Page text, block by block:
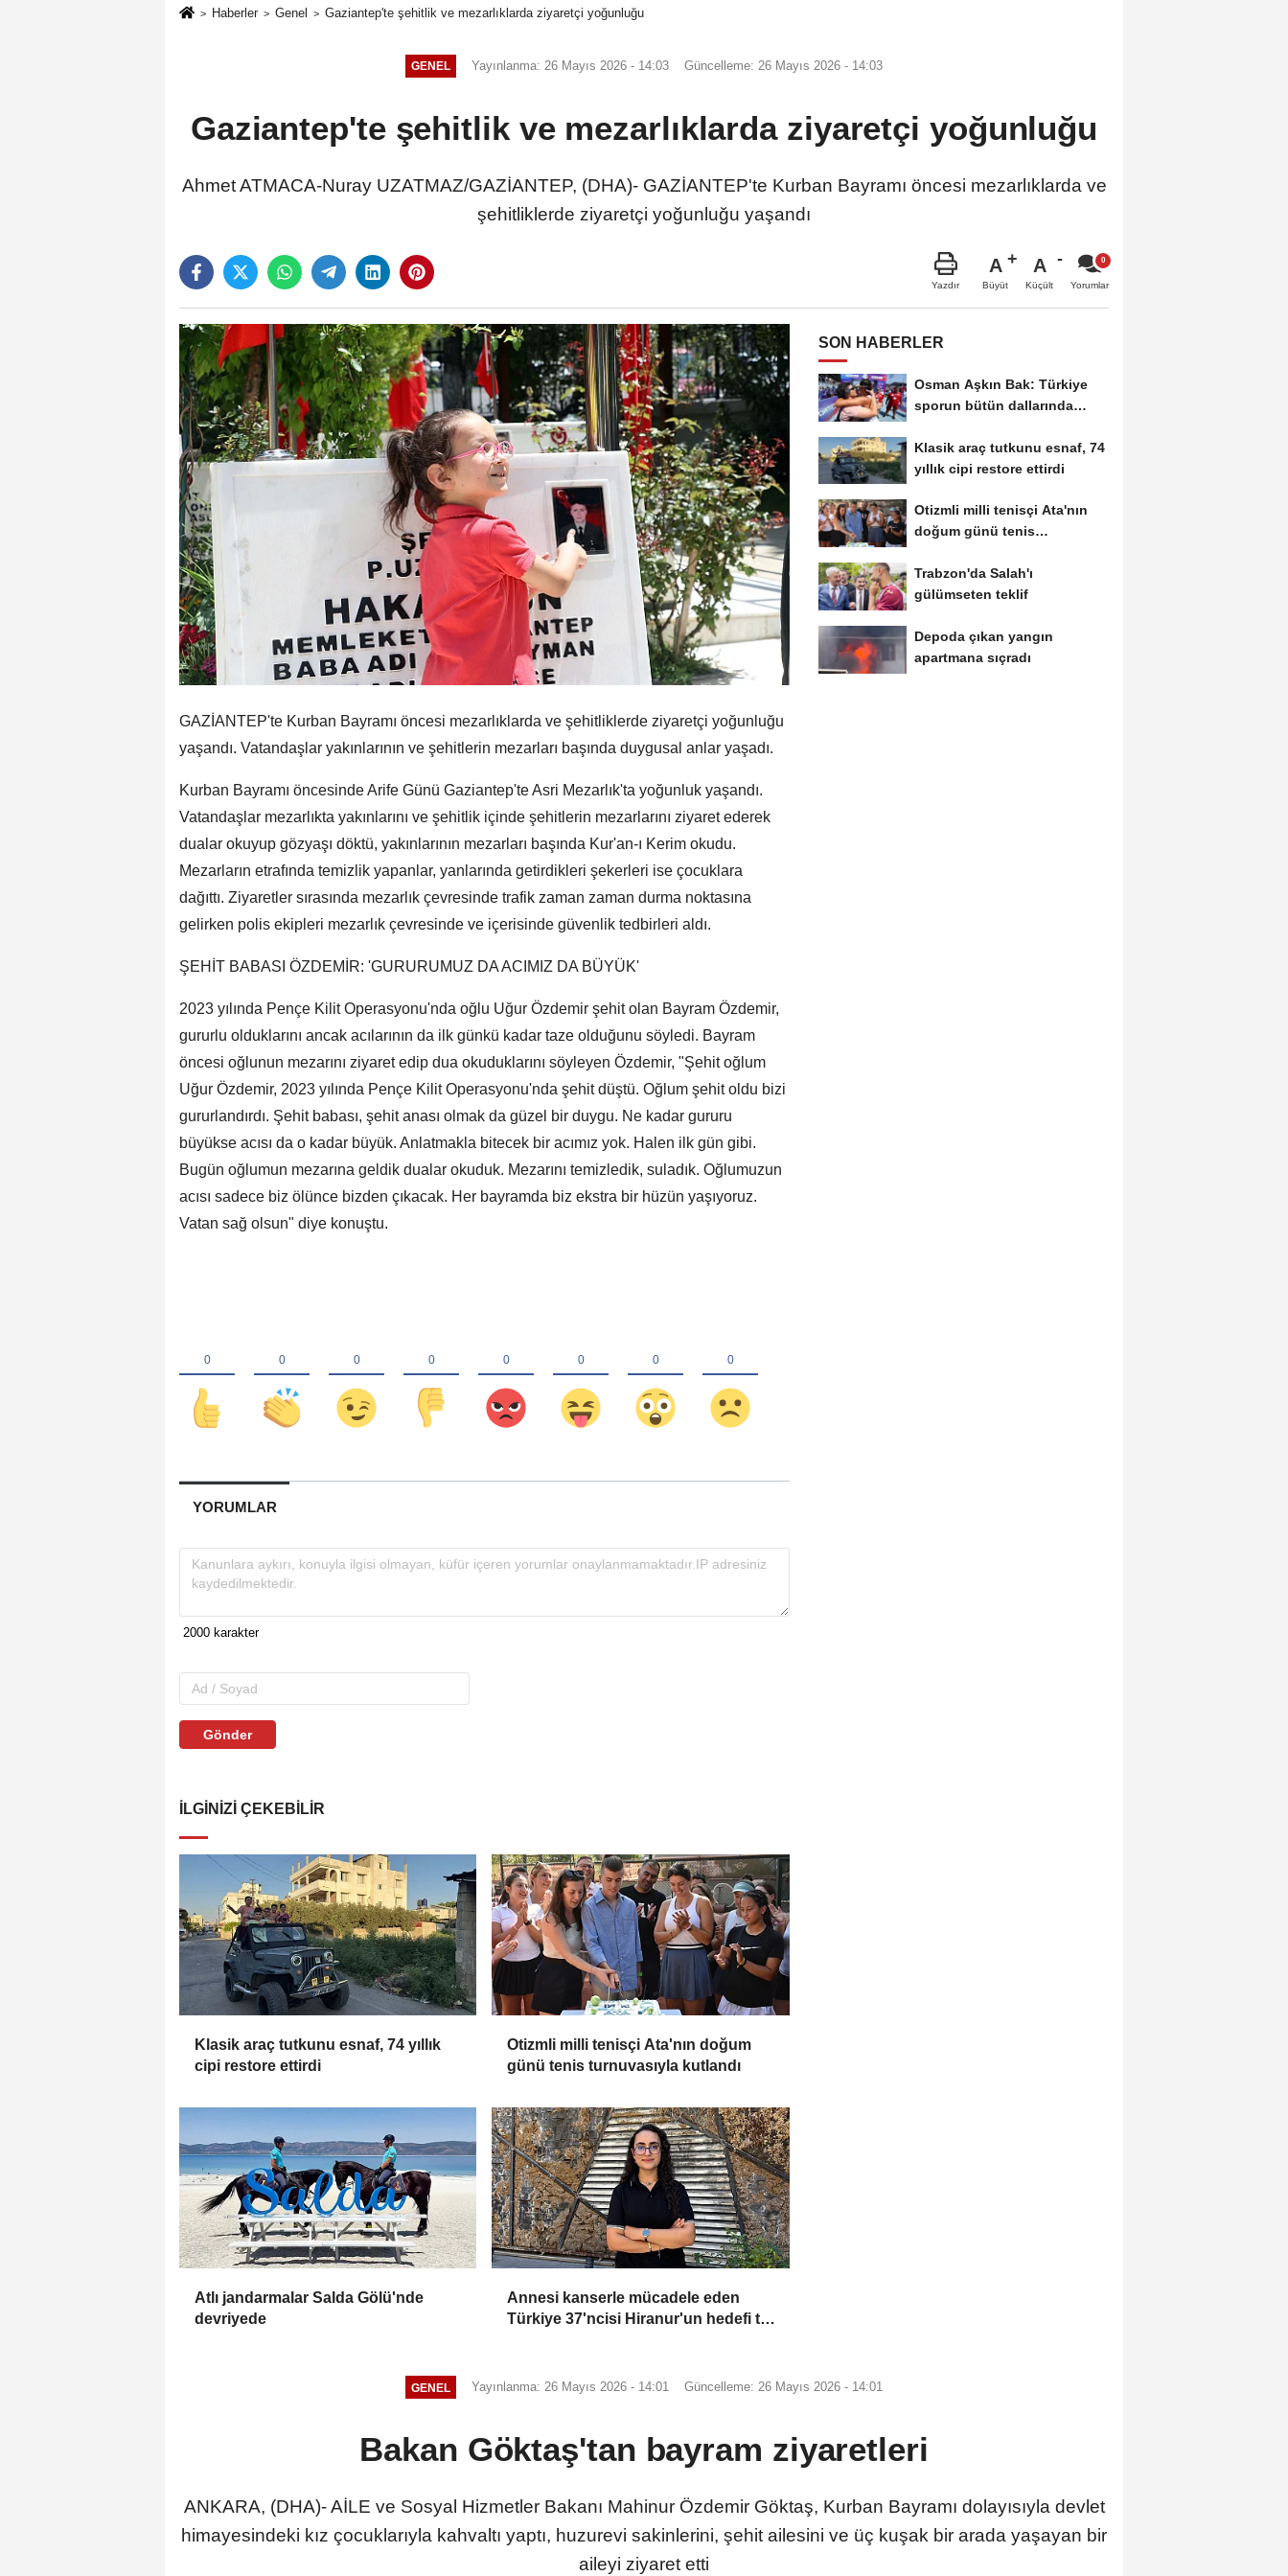
Haberler Genel Gaziantep'te şehitlik ve mezarlıklarda ziyaretçi yoğunluğu
GENEL Yayınlanma: 26 Mayıs 2026 - 14:03 Güncelleme: 26 Mayıs 2026 - 14:03
Gaziantep'te şehitlik ve mezarlıklarda ziyaretçi yoğunluğu
Ahmet ATMACA-Nuray UZATMAZ/GAZİANTEP, (DHA)- GAZİANTEP'te Kurban Bayramı öncesi mezarlıklarda ve
şehitliklerde ziyaretçi yoğunluğu yaşandı
Yazdır
A
Büyüt
A
Küçült Yorumlar
GAZİANTEP'te Kurban Bayramı öncesi mezarlıklarda ve şehitliklerde ziyaretçi yoğunluğu
yaşandı. Vatandaşlar yakınlarının ve şehitlerin mezarları başında duygusal anlar yaşadı.
Kurban Bayramı öncesinde Arife Günü Gaziantep'te Asri Mezarlık'ta yoğunluk yaşandı.
Vatandaşlar mezarlıkta yakınlarını ve şehitlik içinde şehitlerin mezarlarını ziyaret ederek
dualar okuyup gözyaşı döktü, yakınlarının mezarları başında Kur'an-ı Kerim okudu.
Mezarların etrafında temizlik yapanlar, yanlarında getirdikleri şekerleri ise çocuklara
dağıttı. Ziyaretler sırasında mezarlık çevresinde trafik zaman zaman durma noktasına
gelirken polis ekipleri mezarlık çevresinde ve içerisinde güvenlik tedbirleri aldı.
ŞEHİT BABASI ÖZDEMİR: 'GURURUMUZ DA ACIMIZ DA BÜYÜK'
2023 yılında Pençe Kilit Operasyonu'nda oğlu Uğur Özdemir şehit olan Bayram Özdemir,
gururlu olduklarını ancak acılarının da ilk günkü kadar taze olduğunu söyledi. Bayram
öncesi oğlunun mezarını ziyaret edip dua okuduklarını söyleyen Özdemir, "Şehit oğlum
Uğur Özdemir, 2023 yılında Pençe Kilit Operasyonu'nda şehit düştü. Oğlum şehit oldu bizi
gururlandırdı. Şehit babası, şehit anası olmak da güzel bir duygu. Ne kadar gururu
büyükse acısı da o kadar büyük. Anlatmakla bitecek bir acımız yok. Halen ilk gün gibi.
Bugün oğlumun mezarına geldik dualar okuduk. Mezarını temizledik, suladık. Oğlumuzun
acısı sadece biz ölünce bizden çıkacak. Her bayramda biz ekstra bir hüzün yaşıyoruz.
Vatan sağ olsun" diye konuştu.
YORUMLAR
Gönder
İLGINIZI ÇEKEBILIR
Klasik araç tutkunu esnaf, 74 yıllık
cipi restore ettirdi
Otizmli milli tenisçi Ata'nın doğum
günü tenis turnuvasıyla kutlandı
Atlı jandarmalar Salda Gölü'nde
devriyede
Annesi kanserle mücadele eden
Türkiye 37'ncisi Hiranur'un hedefi tıp
SON HABERLER
Osman Aşkın Bak: Türkiye
sporun bütün dallarında
Klasik araç tutkunu esnaf, 74
yıllık cipi restore ettirdi
Otizmli milli tenisçi Ata'nın
doğum günü tenis
Trabzon'da Salah'ı
gülümseten teklif
Depoda çıkan yangın
apartmana sıçradı
GENEL Yayınlanma: 26 Mayıs 2026 - 14:01 Güncelleme: 26 Mayıs 2026 - 14:01
Bakan Göktaş'tan bayram ziyaretleri
ANKARA, (DHA)- AİLE ve Sosyal Hizmetler Bakanı Mahinur Özdemir Göktaş, Kurban Bayramı dolayısıyla devlet
himayesindeki kız çocuklarıyla kahvaltı yaptı, huzurevi sakinlerini, şehit ailesini ve üç kuşak bir arada yaşayan bir
aileyi ziyaret etti